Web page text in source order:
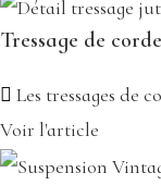
Tressage de
Les tressages de
Voir l'article